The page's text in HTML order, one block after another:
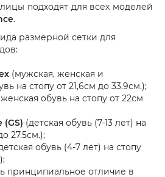
подходят для всех моделей
.
размерной сетки для
(мужская, женская и
на стопу от 21,6см до 33.9см.);
обувь на стопу от 22см
(GS) (детская обувь (7-13 лет) на
27.5см.);
обувь (4-7 лет) на стопу
принципиальное отличие в